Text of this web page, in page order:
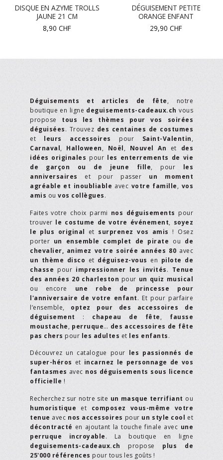
DISQUE EN AZYME TROLLS
JAUNE 21 CM
8,90 CHF
DÉGUISEMENT PETITE
ORANGE ENFANT
29,90 CHF
Déguisements et articles de fête, notre
boutique en ligne deguisements-cadeaux.ch vous
propose tous les thèmes pour vos soirées
déguisées. Trouvez des centaines de costumes
et leurs accessoires pour Saint-Valentin,
Carnaval, Halloween, Noël, Nouvel An et des
idées originales pour les enterrements de vie
de garçon ou de jeune fille, pour les
anniversaires et pour passer un moment
agréable et inoubliable avec votre famille, vos
amis ou vos collègues.
Faites votre choix parmi nos déguisements pour
trouver le costume de votre événement, soyez
le plus original et surprenez vos amis ! Osez
porter un ensemble complet de pirate ou de
chevalier, animez votre soirée années 80 avec
un thème disco et déguisez-vous en pilote de
chasse pour impressionner les invités. Tenue
des années 20 charleston pour un quiz musical
ou encore une robe de princesse pour
l'anniversaire de votre enfant. Et pour parfaire
l’ensemble, optez pour des accessoires de
déguisement : chapeau de fête, fausse
moustache, perruque… des accessoires de fête
pas chers pour les adultes et les enfants.
Découvrez un catalogue pour les passionnés de
super-héros et incarnez le personnage de vos
fantasmes avec nos déguisements sous licence
officielle !
Recherchez sur notre site un masque terrifiant ou
humoristique et composez vous-même votre
tenue avec nos accessoires pour un style cool et
décontracté en ajoutant la touche finale avec une
perruque incroyable. La boutique en ligne
deguisements-cadeaux.ch propose plus de
25'000 références pour tous les goûts !